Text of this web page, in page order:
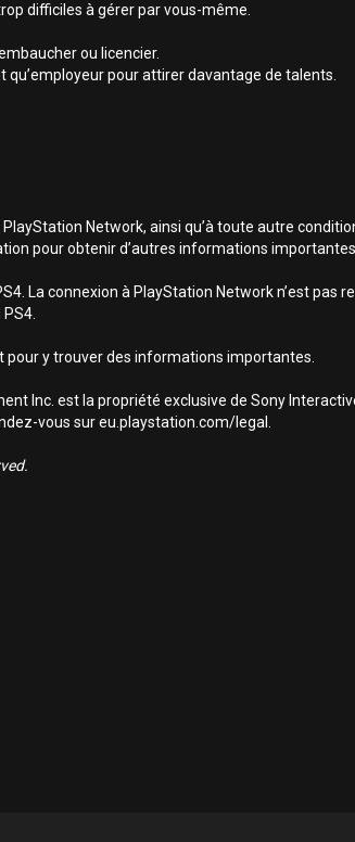
difficiles à gérer par vous-même.
ou licencier.
pour attirer davantage de talents.
Network, ainsi qu’à toute autre
pour obtenir d’autres informations
La connexion à PlayStation Network n’est pas
y trouver des informations importantes.
Inc. est la propriété exclusive de Sony
vous sur eu.playstation.com/legal.